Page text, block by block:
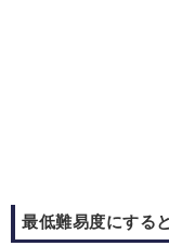
最低難易度にする